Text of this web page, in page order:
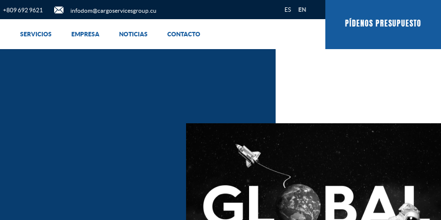
+809 692 9621 infodom@cargoservicesgroup.cu ES EN
SERVICIOS EMPRESA NOTICIAS CONTACTO
PÍDENOS PRESUPUESTO